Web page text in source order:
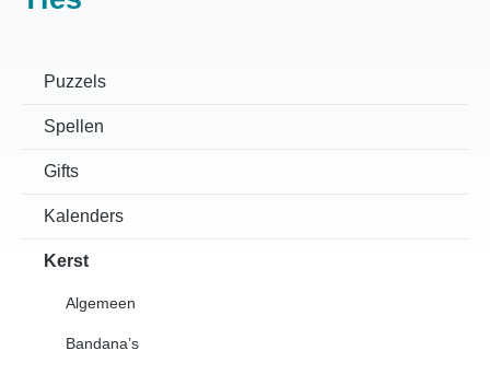
Puzzels
Spellen
Gifts
Kalenders
Kerst
Algemeen
Bandana’s